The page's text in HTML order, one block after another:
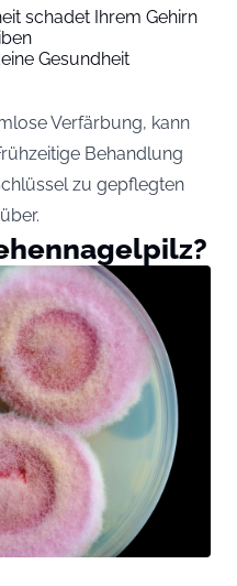
schadet Ihrem Gehirn
Gesundheit
Verfärbung, kann
Behandlung
zu gepflegten